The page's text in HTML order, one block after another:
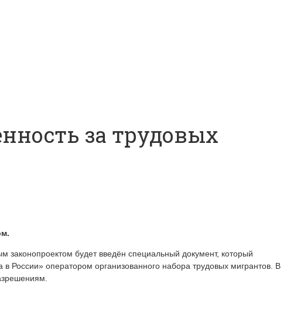
за трудовых
законопроектом будет введён специальный документ, который
России» оператором организованного набора трудовых мигрантов. В